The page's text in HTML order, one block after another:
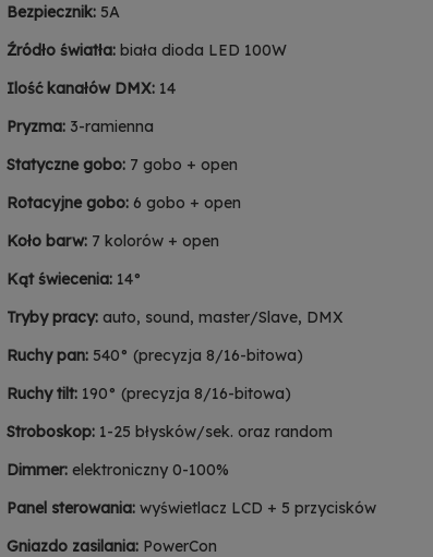
Bezpiecznik: 5A
Źródło światła: biała dioda LED 100W
Ilość kanałów DMX: 14
Pryzma: 3-ramienna
Statyczne gobo: 7 gobo + open
Rotacyjne gobo: 6 gobo + open
Koło barw: 7 kolorów + open
Kąt świecenia: 14°
Tryby pracy: auto, sound, master/Slave, DMX
Ruchy pan: 540° (precyzja 8/16-bitowa)
Ruchy tilt: 190° (precyzja 8/16-bitowa)
Stroboskop: 1-25 błysków/sek. oraz random
Dimmer: elektroniczny 0-100%
Panel sterowania: wyświetlacz LCD + 5 przycisków
Gniazdo zasilania: PowerCon